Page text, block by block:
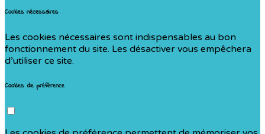
Cookies nécessaires
Les cookies nécessaires sont indispensables au bon
fonctionnement du site. Les désactiver vous empêchera
d’utiliser ce site.
Cookies de préférence